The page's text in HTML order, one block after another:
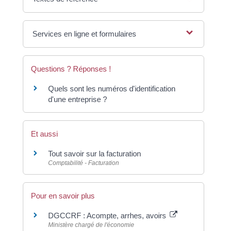
Services en ligne et formulaires
Questions ? Réponses !
Quels sont les numéros d'identification
d'une entreprise ?
Et aussi
Tout savoir sur la facturation
Comptabilité - Facturation
Pour en savoir plus
DGCCRF : Acompte, arrhes, avoirs
Ministère chargé de l'économie